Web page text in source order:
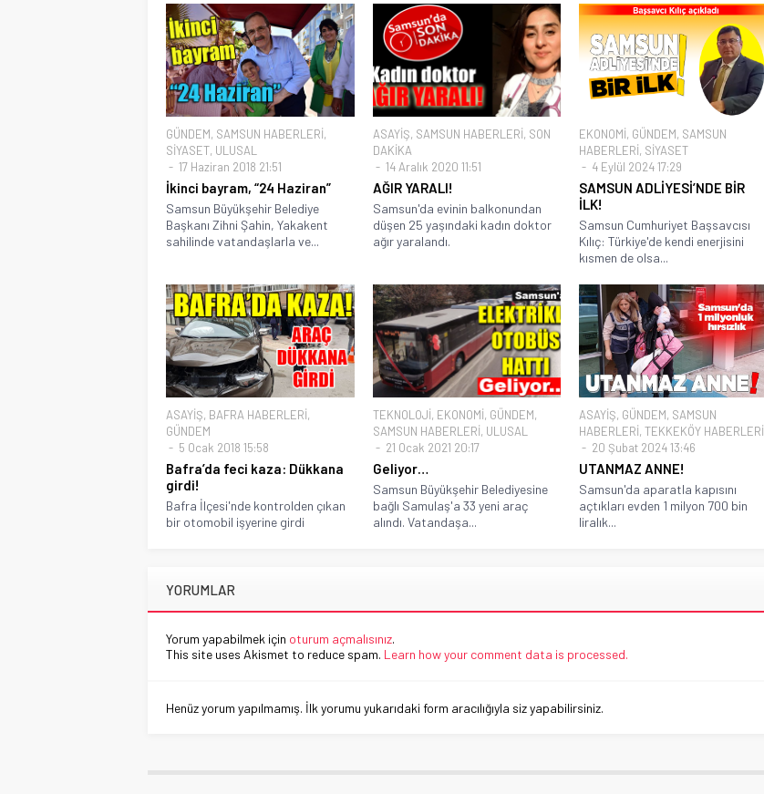
GÜNDEM, SAMSUN HABERLERİ,
SİYASET, ULUSAL
17 Haziran 2018 21:51
İkinci bayram, “24 Haziran”
Samsun Büyükşehir Belediye
Başkanı Zihni Şahin, Yakakent
sahilinde vatandaşlarla ve...
ASAYİŞ, SAMSUN HABERLERİ, SON
DAKİKA
14 Aralık 2020 11:51
AĞIR YARALI!
Samsun'da evinin balkonundan
düşen 25 yaşındaki kadın doktor
ağır yaralandı.
EKONOMİ, GÜNDEM, SAMSUN
HABERLERİ, SİYASET
4 Eylül 2024 17:29
SAMSUN ADLİYESİ’NDE BİR
İLK!
Samsun Cumhuriyet Başsavcısı
Kılıç: Türkiye'de kendi enerjisini
kısmen de olsa...
ASAYİŞ, BAFRA HABERLERİ,
GÜNDEM
5 Ocak 2018 15:58
Bafra’da feci kaza: Dükkana
girdi!
Bafra İlçesi'nde kontrolden çıkan
bir otomobil işyerine girdi
TEKNOLOJİ, EKONOMİ, GÜNDEM,
SAMSUN HABERLERİ, ULUSAL
21 Ocak 2021 20:17
Geliyor…
Samsun Büyükşehir Belediyesine
bağlı Samulaş'a 33 yeni araç
alındı. Vatandaşa...
ASAYİŞ, GÜNDEM, SAMSUN
HABERLERİ,TEKKEKÖY HABERLERİ
20 Şubat 2024 13:46
UTANMAZ ANNE!
Samsun'da aparatla kapısını
açtıkları evden 1 milyon 700 bin
liralık...
YORUMLAR
Yorum yapabilmek için oturum açmalısınız.
This site uses Akismet to reduce spam. Learn how your comment data is processed.
Henüz yorum yapılmamış. İlk yorumu yukarıdaki form aracılığıyla siz yapabilirsiniz.